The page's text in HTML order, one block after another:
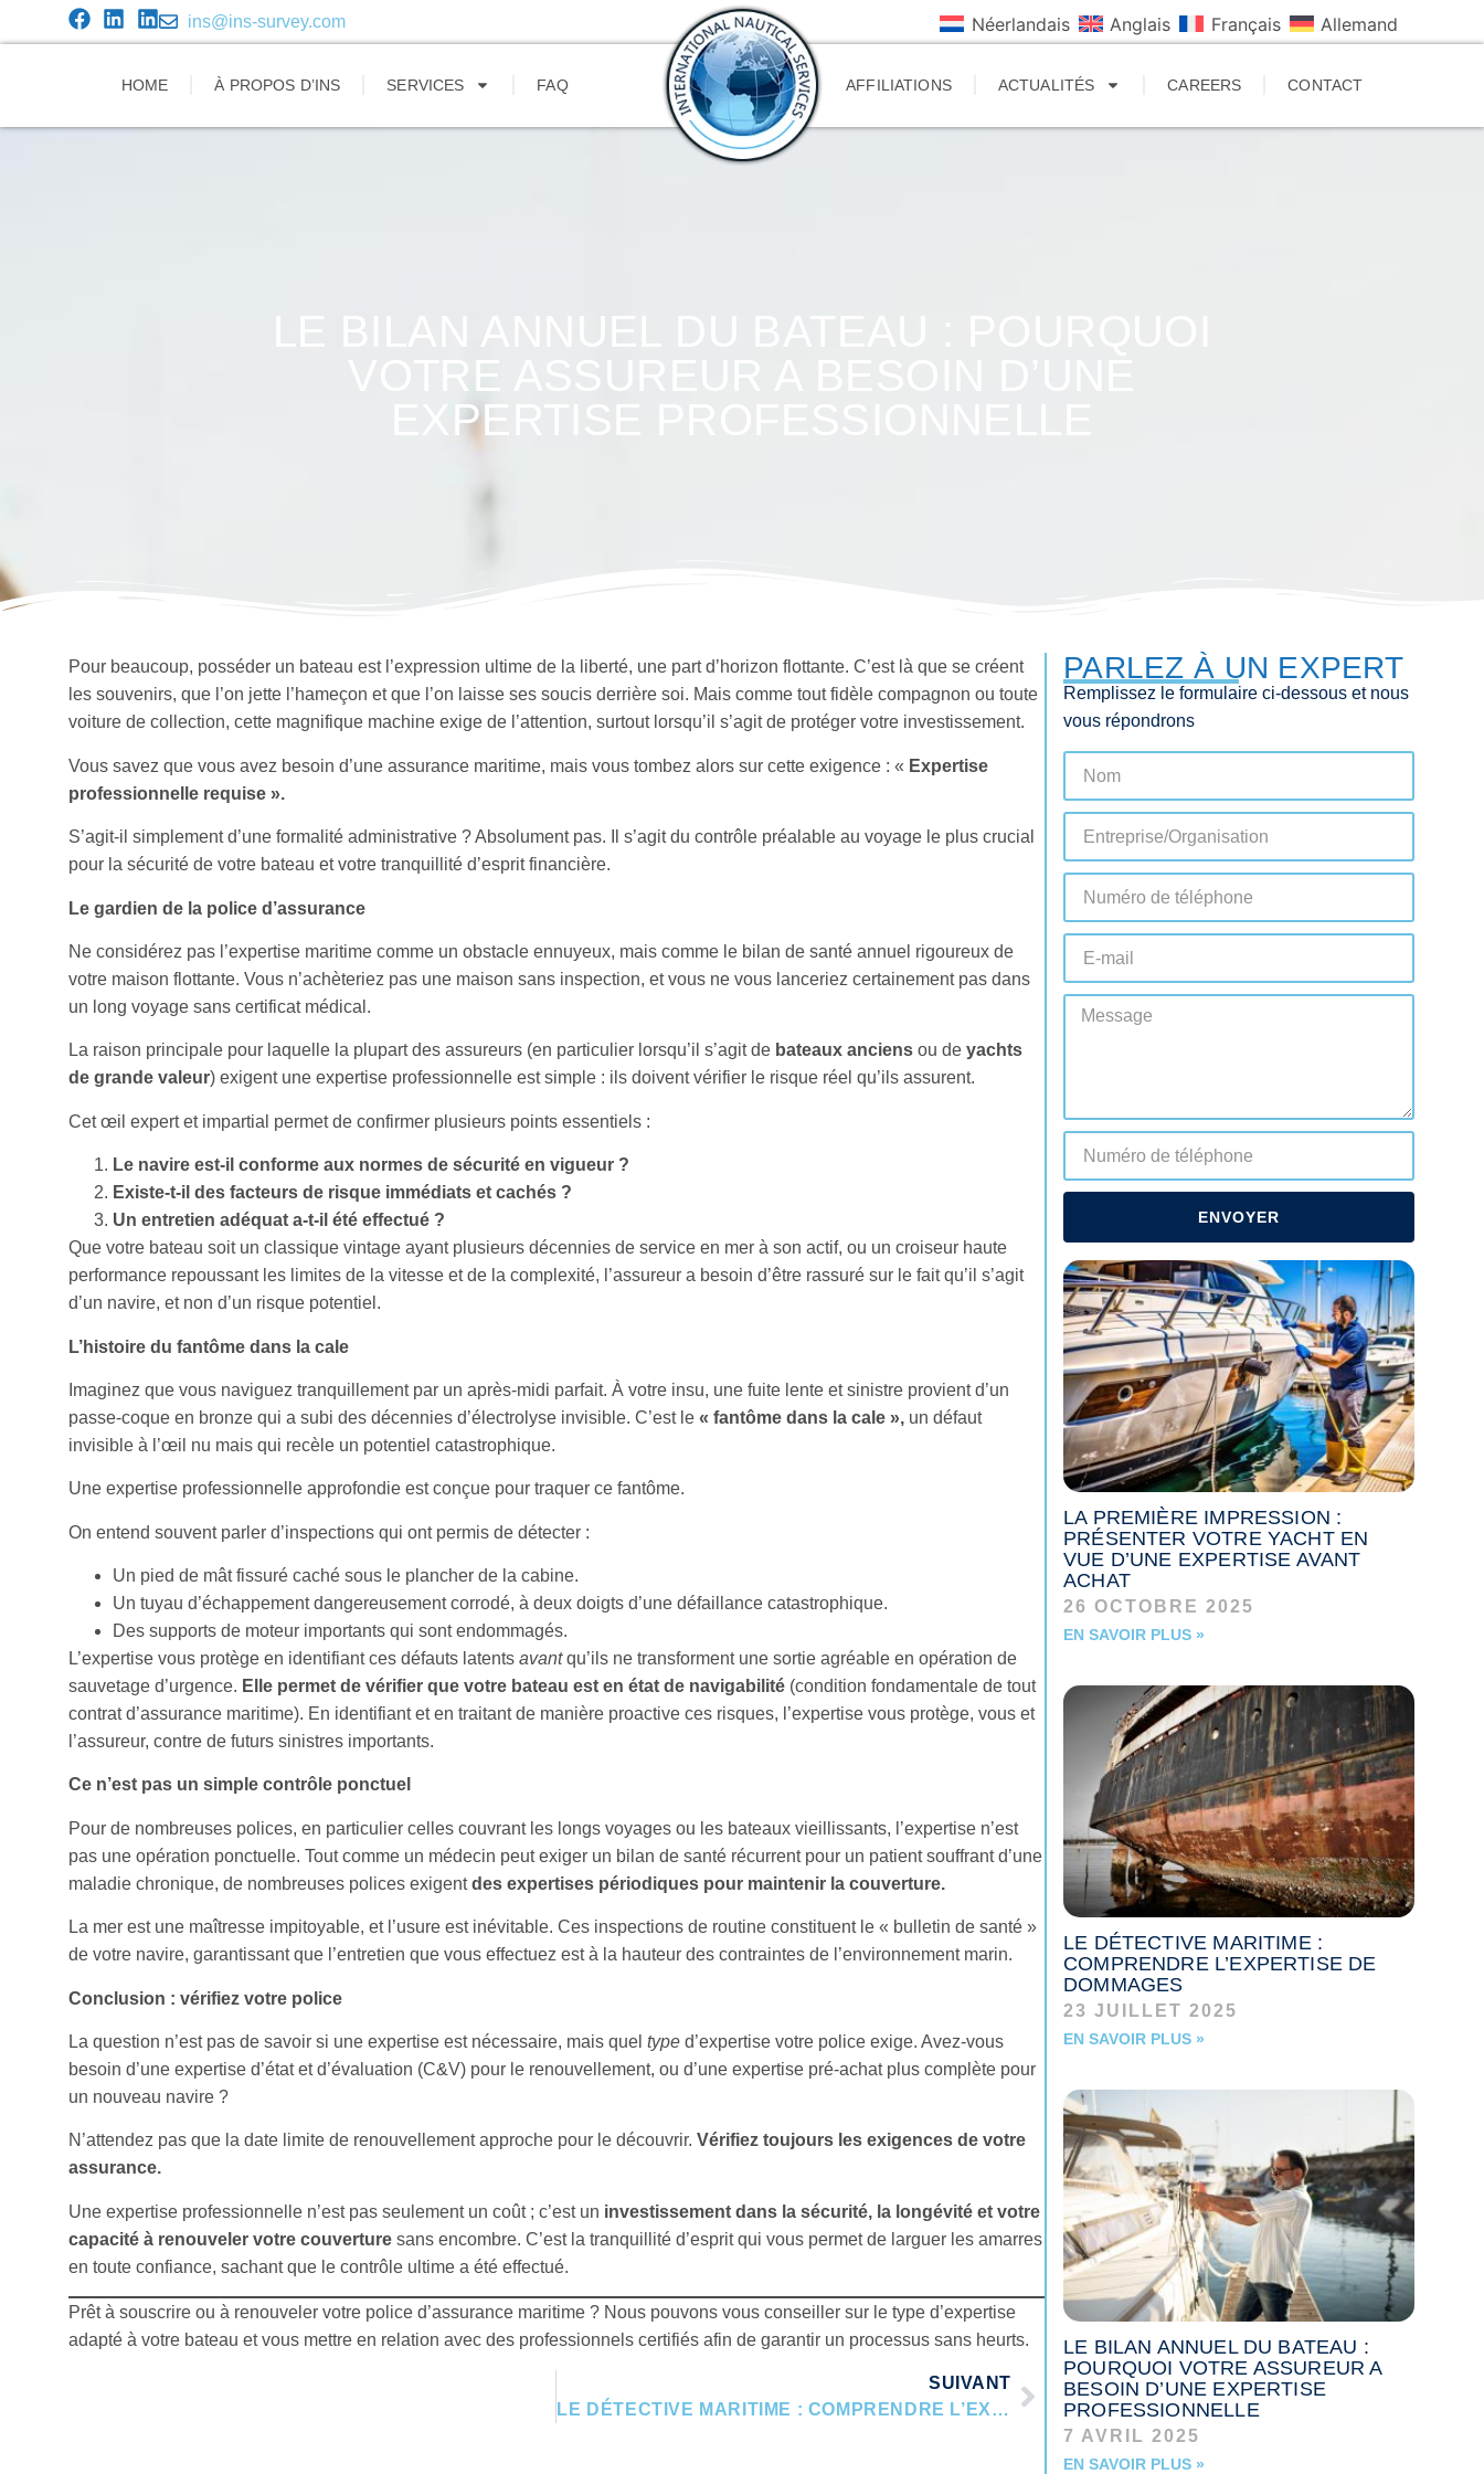
ins@ins-survey.com Néerlandais Anglais Français Allemand
HOME À PROPOS D’INS SERVICES FAQ AFFILIATIONS ACTUALITÉS CAREERS CONTACT
LE BILAN ANNUEL DU BATEAU : POURQUOI
VOTRE ASSUREUR A BESOIN D’UNE
EXPERTISE PROFESSIONNELLE
Pour beaucoup, posséder un bateau est l’expression ultime de la liberté, une part d’horizon flottante. C’est là que se créent
les souvenirs, que l’on jette l’hameçon et que l’on laisse ses soucis derrière soi. Mais comme tout fidèle compagnon ou toute
voiture de collection, cette magnifique machine exige de l’attention, surtout lorsqu’il s’agit de protéger votre investissement.
Vous savez que vous avez besoin d’une assurance maritime, mais vous tombez alors sur cette exigence : « Expertise
professionnelle requise ».
S’agit-il simplement d’une formalité administrative ? Absolument pas. Il s’agit du contrôle préalable au voyage le plus crucial
pour la sécurité de votre bateau et votre tranquillité d’esprit financière.
Le gardien de la police d’assurance
Ne considérez pas l’expertise maritime comme un obstacle ennuyeux, mais comme le bilan de santé annuel rigoureux de
votre maison flottante. Vous n’achèteriez pas une maison sans inspection, et vous ne vous lanceriez certainement pas dans
un long voyage sans certificat médical.
La raison principale pour laquelle la plupart des assureurs (en particulier lorsqu’il s’agit de bateaux anciens ou de yachts
de grande valeur) exigent une expertise professionnelle est simple : ils doivent vérifier le risque réel qu’ils assurent.
Cet œil expert et impartial permet de confirmer plusieurs points essentiels :
Le navire est-il conforme aux normes de sécurité en vigueur ?
Existe-t-il des facteurs de risque immédiats et cachés ?
Un entretien adéquat a-t-il été effectué ?
Que votre bateau soit un classique vintage ayant plusieurs décennies de service en mer à son actif, ou un croiseur haute
performance repoussant les limites de la vitesse et de la complexité, l’assureur a besoin d’être rassuré sur le fait qu’il s’agit
d’un navire, et non d’un risque potentiel.
L’histoire du fantôme dans la cale
Imaginez que vous naviguez tranquillement par un après-midi parfait. À votre insu, une fuite lente et sinistre provient d’un
passe-coque en bronze qui a subi des décennies d’électrolyse invisible. C’est le « fantôme dans la cale », un défaut
invisible à l’œil nu mais qui recèle un potentiel catastrophique.
Une expertise professionnelle approfondie est conçue pour traquer ce fantôme.
On entend souvent parler d’inspections qui ont permis de détecter :
Un pied de mât fissuré caché sous le plancher de la cabine.
Un tuyau d’échappement dangereusement corrodé, à deux doigts d’une défaillance catastrophique.
Des supports de moteur importants qui sont endommagés.
L’expertise vous protège en identifiant ces défauts latents avantqu’ils ne transforment une sortie agréable en opération de
sauvetage d’urgence. Elle permet de vérifier que votre bateau est en état de navigabilité (condition fondamentale de tout
contrat d’assurance maritime). En identifiant et en traitant de manière proactive ces risques, l’expertise vous protège, vous et
l’assureur, contre de futurs sinistres importants.
Ce n’est pas un simple contrôle ponctuel
Pour de nombreuses polices, en particulier celles couvrant les longs voyages ou les bateaux vieillissants, l’expertise n’est
pas une opération ponctuelle. Tout comme un médecin peut exiger un bilan de santé récurrent pour un patient souffrant d’une
maladie chronique, de nombreuses polices exigentdes expertises périodiques pour maintenir la couverture.
La mer est une maîtresse impitoyable, et l’usure est inévitable. Ces inspections de routine constituent le « bulletin de santé »
de votre navire, garantissant que l’entretien que vous effectuez est à la hauteur des contraintes de l’environnement marin.
Conclusion : vérifiez votre police
La question n’est pas de savoir si une expertise est nécessaire, mais quel type d’expertise votre police exige. Avez-vous
besoin d’une expertise d’état et d’évaluation (C&V) pour le renouvellement, ou d’une expertise pré-achat plus complète pour
un nouveau navire ?
N’attendez pas que la date limite de renouvellement approche pour le découvrir. Vérifiez toujours les exigences de votre
assurance.
Une expertise professionnelle n’est pas seulement un coût ; c’est un investissement dans la sécurité, la longévité et votre
capacité à renouveler votre couverture sans encombre. C’est la tranquillité d’esprit qui vous permet de larguer les amarres
en toute confiance, sachant que le contrôle ultime a été effectué.
Prêt à souscrire ou à renouveler votre police d’assurance maritime ? Nous pouvons vous conseiller sur le type d’expertise
adapté à votre bateau et vous mettre en relation avec des professionnels certifiés afin de garantir un processus sans heurts.
SUIVANT
LE DÉTECTIVE MARITIME : COMPRENDRE L’EXPERTISE DE DOMMAGES
PARLEZ À UN EXPERT
Remplissez le formulaire ci-dessous et nous
vous répondrons
ENVOYER
LA PREMIÈRE IMPRESSION :
PRÉSENTER VOTRE YACHT EN
VUE D’UNE EXPERTISE AVANT
ACHAT
26 OCTOBRE 2025
EN SAVOIR PLUS »
LE DÉTECTIVE MARITIME :
COMPRENDRE L’EXPERTISE DE
DOMMAGES
23 JUILLET 2025
EN SAVOIR PLUS »
LE BILAN ANNUEL DU BATEAU :
POURQUOI VOTRE ASSUREUR A
BESOIN D’UNE EXPERTISE
PROFESSIONNELLE
7 AVRIL 2025
EN SAVOIR PLUS »